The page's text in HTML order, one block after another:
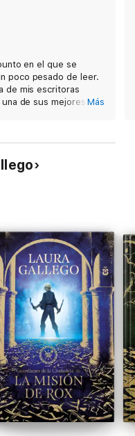
Laura rara vez me
Ren es tan carismático
favorito de la autora.»
en el que se
poco pesado de leer.
de mis escritoras
de sus mejores Más